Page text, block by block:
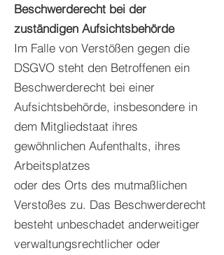
Beschwerderecht bei der
zuständigen Aufsichtsbehörde
Im Falle von Verstößen gegen die
DSGVO steht den Betroffenen ein
Beschwerderecht bei einer
Aufsichtsbehörde, insbesondere in
dem Mitgliedstaat ihres
gewöhnlichen Aufenthalts, ihres
Arbeitsplatzes
oder des Orts des mutmaßlichen
Verstoßes zu. Das Beschwerderecht
besteht unbeschadet anderweitiger
verwaltungsrechtlicher oder